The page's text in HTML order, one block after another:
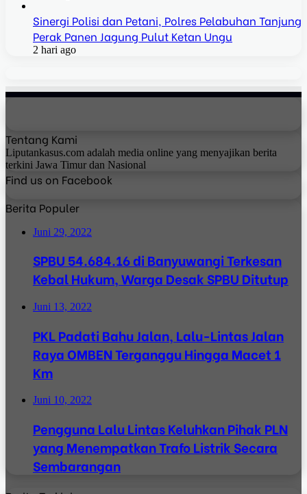
Sinergi Polisi dan Petani, Polres Pelabuhan Tanjung
Perak Panen Jagung Pulut Ketan Ungu
2 hari ago
Tentang Kami
Liputankasus.com adalah media online yang menyajikan berita
terkini Jawa Timur dan Nasional
Find us on Facebook
Berita Populer
Juni 29, 2022
SPBU 54.684.16 di Banyuwangi Terkesan
Kebal Hukum, Warga Desak SPBU Ditutup
Juni 13, 2022
PKL Padati Bahu Jalan, Lalu-Lintas Jalan
Raya OMBEN Terganggu Hingga Macet 1
Km
Juni 10, 2022
Pengguna Lalu Lintas Keluhkan Pihak PLN
yang Menempatkan Trafo Listrik Secara
Sembarangan